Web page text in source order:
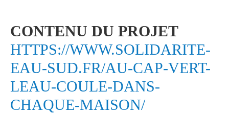
CONTENU DU PROJET
HTTPS://WWW.SOLIDARITE-
EAU-SUD.FR/AU-CAP-VERT-
LEAU-COULE-DANS-
CHAQUE-MAISON/